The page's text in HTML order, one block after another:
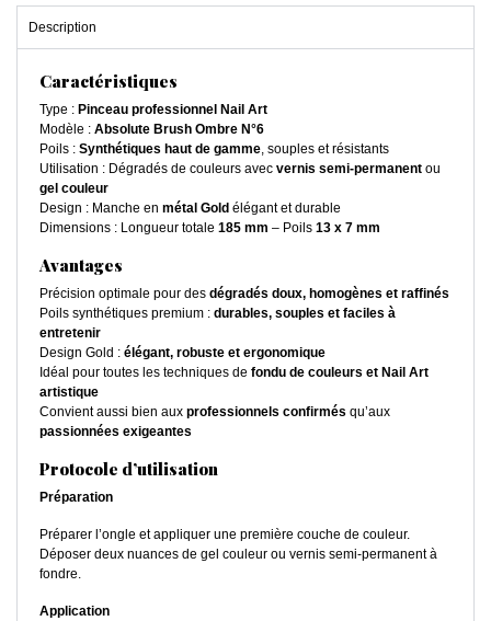
Description
Caractéristiques
Type : Pinceau professionnel Nail Art
Modèle : Absolute Brush Ombre N°6
Poils : Synthétiques haut de gamme, souples et résistants
Utilisation : Dégradés de couleurs avec vernis semi-permanent ou
gel couleur
Design : Manche en métal Gold élégant et durable
Dimensions : Longueur totale 185 mm – Poils 13 x 7 mm
Avantages
Précision optimale pour des dégradés doux, homogènes et raffinés
Poils synthétiques premium : durables, souples et faciles à
entretenir
Design Gold : élégant, robuste et ergonomique
Idéal pour toutes les techniques de fondu de couleurs et Nail Art
artistique
Convient aussi bien aux professionnels confirmés qu’aux
passionnées exigeantes
Protocole d’utilisation
Préparation
Préparer l’ongle et appliquer une première couche de couleur.
Déposer deux nuances de gel couleur ou vernis semi-permanent à
fondre.
Application